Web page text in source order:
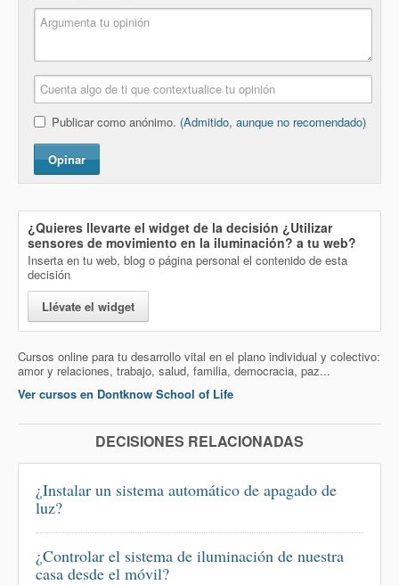
Publicar como anónimo. (Admitido, aunque no recomendado)
Opinar
¿Quieres llevarte el widget de la decisión ¿Utilizar
sensores de movimiento en la iluminación? a tu web?
Inserta en tu web, blog o página personal el contenido de esta
decisión
Llévate el widget
Cursos online para tu desarrollo vital en el plano individual y colectivo:
amor y relaciones, trabajo, salud, familia, democracia, paz...
Ver cursos en Dontknow School of Life
DECISIONES RELACIONADAS
¿Instalar un sistema automático de apagado de
luz?
¿Controlar el sistema de iluminación de nuestra
casa desde el móvil?